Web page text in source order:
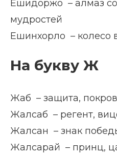
Ешидоржо – алмаз
мудростей
Ешинхорло – колесо
На букву Ж
Жаб – защита,
Жалсаб – регент,
Жалсан – знак
Жалсарай – принц,